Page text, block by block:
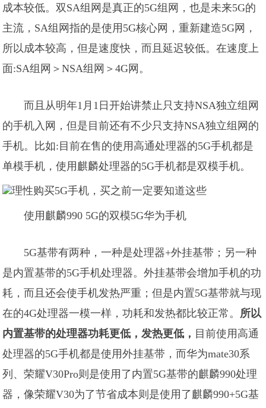
成本较低。双SA组网是真正的5G组网，也是未来5G的
主流，SA组网指的是使用5G核心网，重新建造5G网，
所以成本较高，但是速度快，而且延迟较低。在速度上
面:SA组网＞NSA组网＞4G网。
而且从明年1月1日开始讲禁止只支持NSA独立组网
的手机入网，但是目前还有不少只支持NSA独立组网的
手机。比如:目前在售的使用高通处理器的5G手机都是
单模手机，使用麒麟处理器的5G手机都是双模手机。
使用麒麟990 5G的双模5G华为手机
5G基带有两种，一种是处理器+外挂基带；另一种
是内置基带的5G手机处理器。外挂基带会增加手机的功
耗，而且还会使手机发热严重；但是内置5G基带就与现
在的4G处理器一模一样，功耗和发热都比较正常。 所以
内置基带的处理器功耗更低，发热更低， 目前使用高通
处理器的5G手机都是使用外挂基带，而华为mate30系
列、荣耀V30Pro则是使用了内置5G基带的麒麟990处理
器，像荣耀V30为了节省成本则是使用了麒麟990+5G基